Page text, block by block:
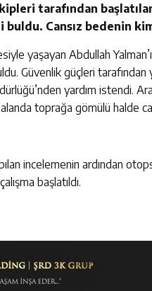
tarafından başlatılan
Cansız bedenin
yaşayan Abdullah
Güvenlik güçleri tarafından
yardım istendi.
toprağa gömülü halde
incelemenin ardından
başlatıldı.